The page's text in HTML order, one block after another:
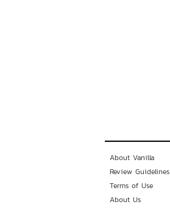
About Vanilla
Review Guidelines
Terms of Use
About Us